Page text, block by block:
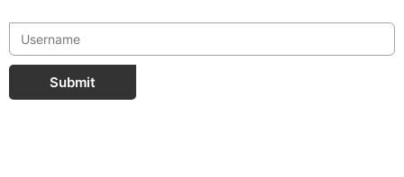
Submit